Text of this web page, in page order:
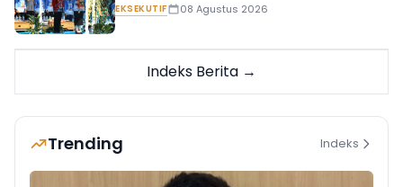
EKSEKUTIF 08 Agustus 2026
Indeks Berita →
Trending Indeks